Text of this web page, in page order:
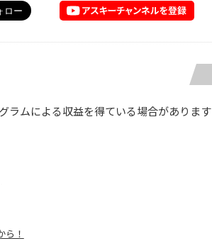
ラムによる収益を得ている場合があります
ら！